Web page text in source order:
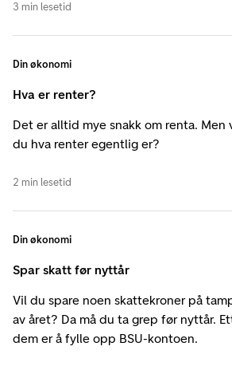
3 min lesetid
Din økonomi
Hva er renter?
Det er alltid mye snakk om renta. Men
du hva renter egentlig er?
2 min lesetid
Din økonomi
Spar skatt før nyttår
Vil du spare noen skattekroner på
av året? Da må du ta grep før nyttår.
dem er å fylle opp BSU-kontoen.